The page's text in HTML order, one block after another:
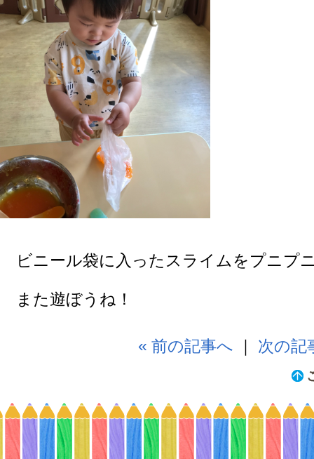
ビニール袋に入ったスライムをプニプ
また遊ぼうね！
« 前の記事へ ｜ 次の記